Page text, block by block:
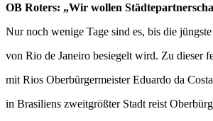
OB Roters: „Wir wollen
Nur noch wenige Tage sind es, bis die
von Rio de Janeiro besiegelt wird. Zu dieser
mit Rios Oberbürgermeister Eduardo da
in Brasiliens zweitgrößter Stadt reist